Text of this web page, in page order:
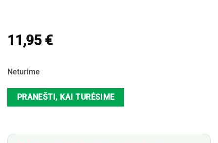
11,95 €
Neturime
PRANEŠTI, KAI TURĖSIME